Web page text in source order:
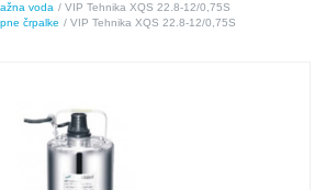
voda / VIP Tehnika XQS 22.8-12/0,75S
črpalke / VIP Tehnika XQS 22.8-12/0,75S